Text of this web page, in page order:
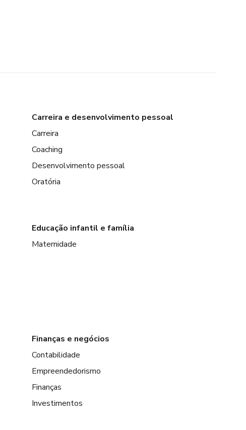
Carreira e desenvolvimento pessoal
Carreira
Coaching
Desenvolvimento pessoal
Oratória
Educação infantil e família
Maternidade
Finanças e negócios
Contabilidade
Empreendedorismo
Finanças
Investimentos